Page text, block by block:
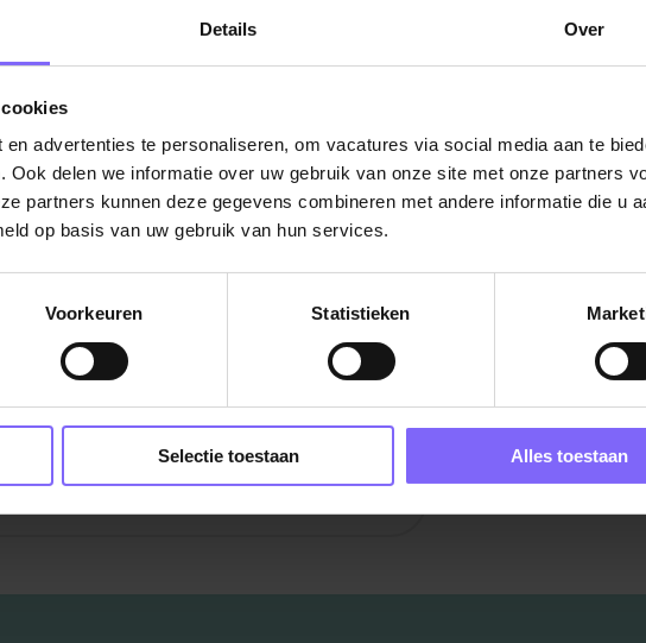
Details Over
advertenties te personaliseren, om vacatures via social media aan te
Ook delen we informatie over uw gebruik van onze site met onze partners
partners kunnen deze gegevens combineren met andere informatie die u
op basis van uw gebruik van hun services.
Voorkeuren Statistieken
Selectie toestaan Alles toestaan
en kom ons entertainmentteam
stageperiode! Solliciteer direct
vacatures in Limburg|Vacatures Front
Limburg